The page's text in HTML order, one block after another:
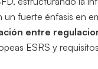
fuerte énfasis en
entre
ESRS y